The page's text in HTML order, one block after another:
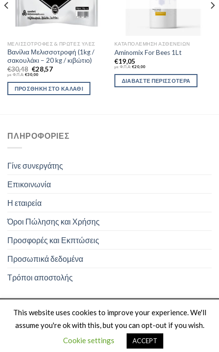
ΜΕΛΙΣΣΟΤΡΟΦΈΣ & ΠΡΏΤΕΣ ΎΛΕΣ
Βανίλια Μελισσοτροφή (1kg /
σακουλάκι – 20 kg / κιβώτιο)
€30,48 €28,57
με Φ.Π.Α: €30,00
ΠΡΟΣΘΉΚΗ ΣΤΟ ΚΑΛΆΘΙ
ΚΑΤΑΠΟΛΈΜΗΣΗ ΑΣΘΕΝΕΙΏΝ
Aminomix For Bees 1Lt
€19,05
με Φ.Π.Α: €20,00
ΔΙΑΒΆΣΤΕ ΠΕΡΙΣΣΌΤΕΡΑ
ΠΛΗΡΟΦΟΡΊΕΣ
Γίνε συνεργάτης
Επικοινωνία
Η εταιρεία
Όροι Πώλησης και Χρήσης
Προσφορές και Εκπτώσεις
Προσωπικά δεδομένα
Τρόποι αποστολής
Designed and Hosted by Gen-Sys
ltd
This website uses cookies to improve your experience. We'll
assume you're ok with this, but you can opt-out if you wish.
Cookie settings
ACCEPT